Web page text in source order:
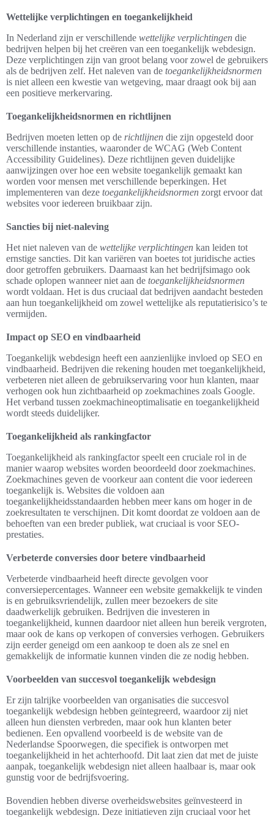
Wettelijke verplichtingen en toegankelijkheid
In Nederland zijn er verschillende wettelijke verplichtingen die
bedrijven helpen bij het creëren van een toegankelijk webdesign.
Deze verplichtingen zijn van groot belang voor zowel de gebruikers
als de bedrijven zelf. Het naleven van de toegankelijkheidsnormen
is niet alleen een kwestie van wetgeving, maar draagt ook bij aan
een positieve merkervaring.
Toegankelijkheidsnormen en richtlijnen
Bedrijven moeten letten op de richtlijnen die zijn opgesteld door
verschillende instanties, waaronder de WCAG (Web Content
Accessibility Guidelines). Deze richtlijnen geven duidelijke
aanwijzingen over hoe een website toegankelijk gemaakt kan
worden voor mensen met verschillende beperkingen. Het
implementeren van deze toegankelijkheidsnormen zorgt ervoor dat
websites voor iedereen bruikbaar zijn.
Sancties bij niet-naleving
Het niet naleven van de wettelijke verplichtingen kan leiden tot
ernstige sancties. Dit kan variëren van boetes tot juridische acties
door getroffen gebruikers. Daarnaast kan het bedrijfsimago ook
schade oplopen wanneer niet aan de toegankelijkheidsnormen
wordt voldaan. Het is dus cruciaal dat bedrijven aandacht besteden
aan hun toegankelijkheid om zowel wettelijke als reputatierisico’s te
vermijden.
Impact op SEO en vindbaarheid
Toegankelijk webdesign heeft een aanzienlijke invloed op SEO en
vindbaarheid. Bedrijven die rekening houden met toegankelijkheid,
verbeteren niet alleen de gebruikservaring voor hun klanten, maar
verhogen ook hun zichtbaarheid op zoekmachines zoals Google.
Het verband tussen zoekmachineoptimalisatie en toegankelijkheid
wordt steeds duidelijker.
Toegankelijkheid als rankingfactor
Toegankelijkheid als rankingfactor speelt een cruciale rol in de
manier waarop websites worden beoordeeld door zoekmachines.
Zoekmachines geven de voorkeur aan content die voor iedereen
toegankelijk is. Websites die voldoen aan
toegankelijkheidsstandaarden hebben meer kans om hoger in de
zoekresultaten te verschijnen. Dit komt doordat ze voldoen aan de
behoeften van een breder publiek, wat cruciaal is voor SEO-
prestaties.
Verbeterde conversies door betere vindbaarheid
Verbeterde vindbaarheid heeft directe gevolgen voor
conversiepercentages. Wanneer een website gemakkelijk te vinden
is en gebruiksvriendelijk, zullen meer bezoekers de site
daadwerkelijk gebruiken. Bedrijven die investeren in
toegankelijkheid, kunnen daardoor niet alleen hun bereik vergroten,
maar ook de kans op verkopen of conversies verhogen. Gebruikers
zijn eerder geneigd om een aankoop te doen als ze snel en
gemakkelijk de informatie kunnen vinden die ze nodig hebben.
Voorbeelden van succesvol toegankelijk webdesign
Er zijn talrijke voorbeelden van organisaties die succesvol
toegankelijk webdesign hebben geïntegreerd, waardoor zij niet
alleen hun diensten verbreden, maar ook hun klanten beter
bedienen. Een opvallend voorbeeld is de website van de
Nederlandse Spoorwegen, die specifiek is ontworpen met
toegankelijkheid in het achterhoofd. Dit laat zien dat met de juiste
aanpak, toegankelijk webdesign niet alleen haalbaar is, maar ook
gunstig voor de bedrijfsvoering.
Bovendien hebben diverse overheidswebsites geïnvesteerd in
toegankelijk webdesign. Deze initiatieven zijn cruciaal voor het